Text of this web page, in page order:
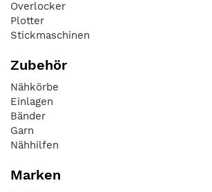
Overlocker
Plotter
Stickmaschinen
Zubehör
Nähkörbe
Einlagen
Bänder
Garn
Nähhilfen
Marken